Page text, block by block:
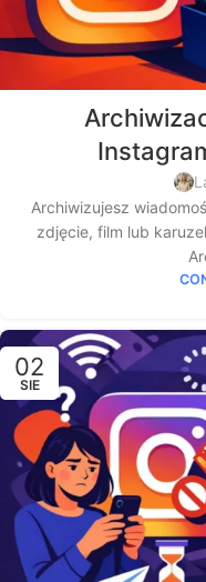
Archiwizujesz
zdjęcie, film lub
02
SIE